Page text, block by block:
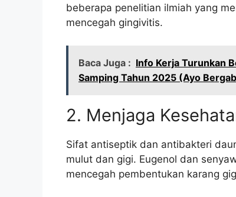
beberapa penelitian ilmiah yang
mencegah gingivitis.
Baca Juga : Info Kerja Turunkan
Samping Tahun 2025 (Ayo
2. Menjaga
Sifat antiseptik dan antibakteri
mulut dan gigi. Eugenol dan
mencegah pembentukan karang